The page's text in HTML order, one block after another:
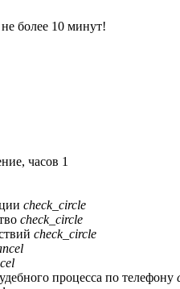
более 10 минут!
часов 1
check_circle
check_circle
check_circle
процесса по телефону